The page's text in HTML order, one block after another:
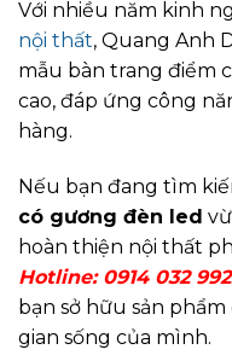
Với nhiều năm kinh
nội thất, Quang Anh
mẫu bàn trang điểm
cao, đáp ứng công
hàng.
Nếu bạn đang tìm
có gương đèn led
hoàn thiện nội thất
Hotline: 0914 032 992.
bạn sở hữu sản
gian sống của mình.